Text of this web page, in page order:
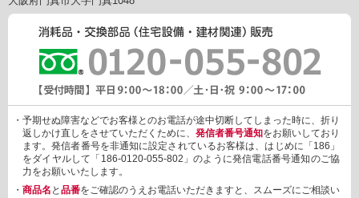
・予期せぬ障害などでお客様とのお電話が途中切断してしまった時に、折り
返しかけ直しをさせていただくために、 発信者番号通知をお願いしており
ます。発信者番号を非通知に設定されているお客様は、はじめに「186」
をダイヤルして「186-0120-055-802」のように発信電話番号通知のご協
力をお願いいたします。
・ 商品名 と 品番をご確認のうえお電話いただきますと、スムーズにご相談い